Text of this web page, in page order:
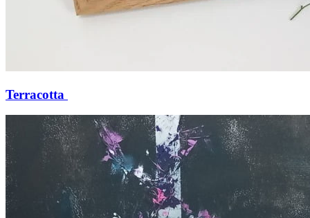
Terracotta